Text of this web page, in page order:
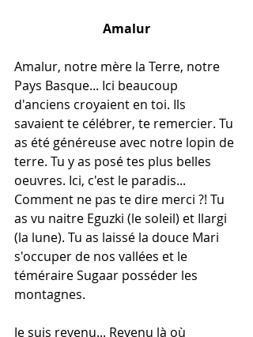
Amalur
Amalur, notre mère la Terre, notre
Pays Basque... Ici beaucoup
d'anciens croyaient en toi. Ils
savaient te célébrer, te remercier. Tu
as été généreuse avec notre lopin de
terre. Tu y as posé tes plus belles
oeuvres. Ici, c'est le paradis...
Comment ne pas te dire merci ?! Tu
as vu naitre Eguzki (le soleil) et Ilargi
(la lune). Tu as laissé la douce Mari
s'occuper de nos vallées et le
téméraire Sugaar posséder les
montagnes.
Je suis revenu... Revenu là où